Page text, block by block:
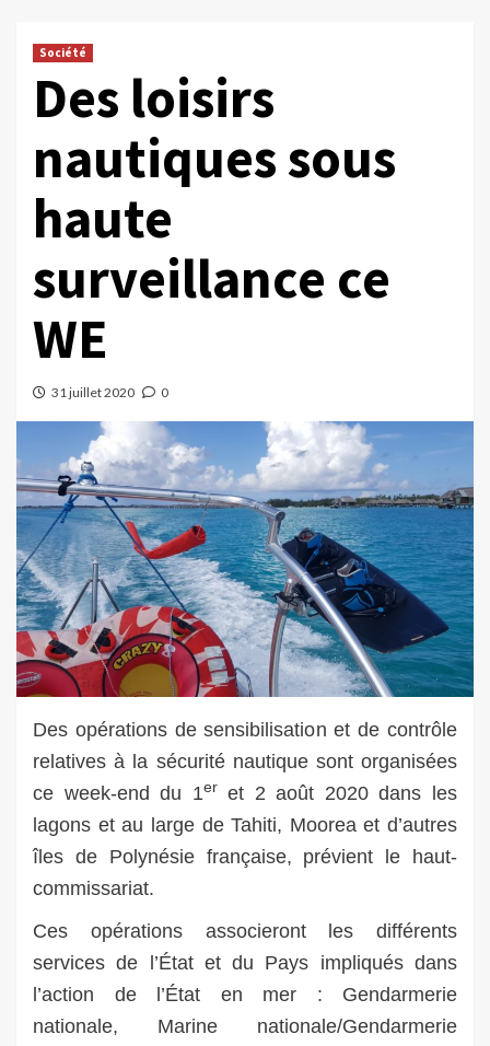
Société
Des loisirs
nautiques sous
haute
surveillance ce
WE
31 juillet 2020 0
Des opérations de sensibilisation et de contrôle
relatives à la sécurité nautique sont organisées
ce week-end du 1er et 2 août 2020dans les
lagons et au large de Tahiti, Moorea et d’autres
îles de Polynésie française, prévient le haut-
commissariat.
Ces opérations associeront les différents
services de l’État et du Pays impliqués dans
l’action de l’État en mer : Gendarmerie
nationale, Marine nationale/Gendarmerie